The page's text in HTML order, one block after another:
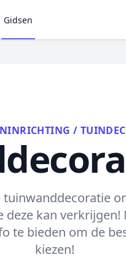
Gidsen
/
kan
te bieden om de
kiezen!